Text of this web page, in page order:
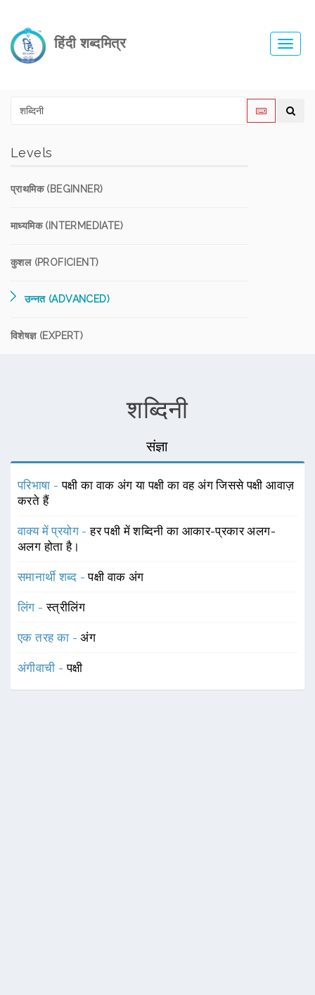
हिंदी शब्दमित्र
Levels
प्राथमिक (BEGINNER)
माध्यमिक (INTERMEDIATE)
कुशल (PROFICIENT)
उन्नत (ADVANCED)
विशेषज्ञ (EXPERT)
शब्दिनी
संज्ञा
परिभाषा -पक्षी का वाक अंग या पक्षी का वह अंग जिससे पक्षी आवाज़
करते हैं
वाक्य में प्रयोग -हर पक्षी में शब्दिनी का आकार-प्रकार अलग-
अलग होता है।
समानार्थी शब्द -पक्षी वाक अंग
लिंग -स्त्रीलिंग
एक तरह का -अंग
अंगीवाची -पक्षी